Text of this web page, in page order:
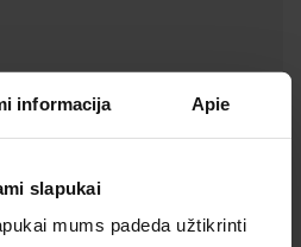
informacija Apie
slapukai
mums padeda užtikrinti